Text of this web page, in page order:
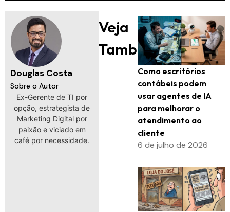
Douglas Costa
Sobre o Autor
Ex-Gerente de TI por
opção, estrategista de
Marketing Digital por
paixão e viciado em
café por necessidade.
Veja
Também:
Como escritórios
contábeis podem
usar agentes de IA
para melhorar o
atendimento ao
cliente
6 de julho de 2026